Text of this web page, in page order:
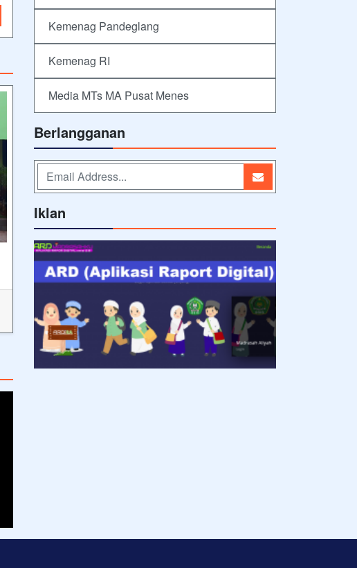
Kemenag Pandeglang
Kemenag RI
Media MTs MA Pusat Menes
Berlangganan
Iklan